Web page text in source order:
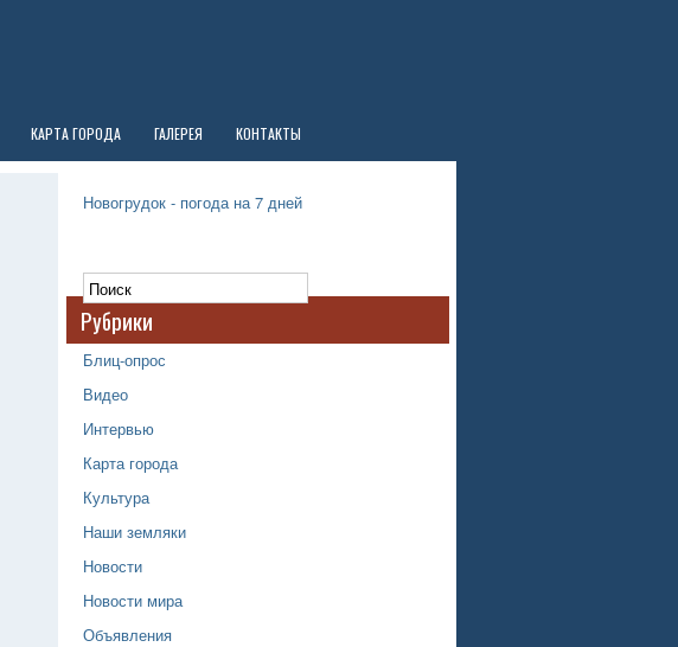
КАРТА ГОРОДА ГАЛЕРЕЯ КОНТАКТЫ
Новогрудок - погода на 7 дней
Рубрики
Блиц-опрос
Видео
Интервью
Карта города
Культура
Наши земляки
Новости
Новости мира
Объявления